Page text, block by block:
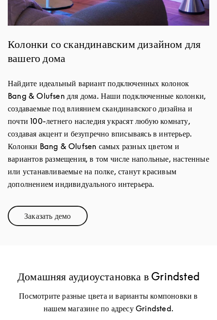
Колонки со скандинавским дизайном для
вашего дома
Найдите идеальный вариант подключенных колонок
Bang & Olufsen для дома. Наши подключенные колонки,
создаваемые под влиянием скандинавского дизайна и
почти 100-летнего наследия украсят любую комнату,
создавая акцент и безупречно вписываясь в интерьер.
Колонки Bang & Olufsen самых разных цветом и
вариантов размещения, в том числе напольные, настенные
или устанавливаемые на полке, станут красивым
дополнением индивидуального интерьера.
Заказать демоLink Opens in New Tab
Домашняя аудиоустановка в Grindsted
Посмотрите разные цвета и варианты компоновки в
нашем магазине по адресу Grindsted.